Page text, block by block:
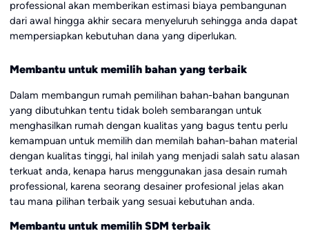
professional akan memberikan estimasi biaya pembangunan
dari awal hingga akhir secara menyeluruh sehingga anda dapat
mempersiapkan kebutuhan dana yang diperlukan.
Membantu untuk memilih bahan yang terbaik
Dalam membangun rumah pemilihan bahan-bahan bangunan
yang dibutuhkan tentu tidak boleh sembarangan untuk
menghasilkan rumah dengan kualitas yang bagus tentu perlu
kemampuan untuk memilih dan memilah bahan-bahan material
dengan kualitas tinggi, hal inilah yang menjadi salah satu alasan
terkuat anda, kenapa harus menggunakan jasa desain rumah
professional, karena seorang desainer profesional jelas akan
tau mana pilihan terbaik yang sesuai kebutuhan anda.
Membantu untuk memilih SDM terbaik